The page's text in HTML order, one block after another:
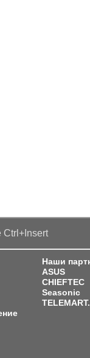
Ctrl+Insert
Наши
ASUS
CHIEFTEC
Seasonic